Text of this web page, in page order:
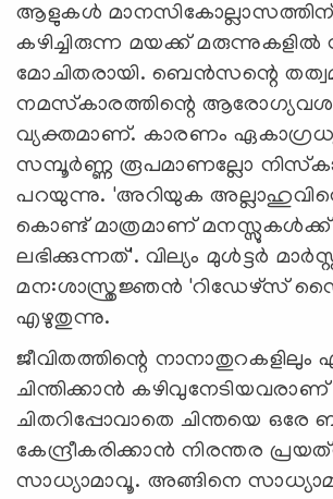
ആളുകള്‍ മാനസികോല്ലാസത്തിന്
കഴിച്ചിരുന്ന മയക്ക് മരുന്നുകളില്‍
മോചിതരായി. ബെന്‍സന്റെ
നമസ്‌കാരത്തിന്റെ
വ്യക്തമാണ്. കാരണം
സമ്പൂര്‍ണ്ണ രൂപമാണല്ലോ
പറയുന്നു. 'അറിയുക
കൊണ്ട് മാത്രമാണ് മനസ്സുകള്‍ക്ക്
ലഭിക്കുന്നത്'. വില്യം മുള്‍ട്ടര്‍
മന:ശാസ്ത്രജ്ഞന്‍ 'റിഡേഴ്‌സ്
എഴുതുന്നു.
ജീവിതത്തിന്റെ നാനാതുറകളിലും
ചിന്തിക്കാന്‍ കഴിവുനേടിയവരാണ്
ചിതറിപ്പോവാതെ ചിന്തയെ ഒരേ
കേന്ദ്രീകരിക്കാന്‍ നിരന്തര
സാധ്യാമാവൂ. അങ്ങിനെ